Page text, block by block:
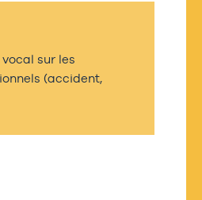
sur les
(accident,